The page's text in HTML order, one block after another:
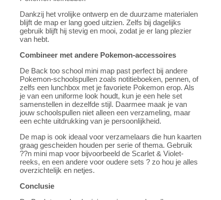
Dankzij het vrolijke ontwerp en de duurzame materialen
blijft de map er lang goed uitzien. Zelfs bij dagelijks
gebruik blijft hij stevig en mooi, zodat je er lang plezier
van hebt.
Combineer met andere Pokemon-accessoires
De Back too school mini map past perfect bij andere
Pokemon-schoolspullen zoals notitieboeken, pennen, of
zelfs een lunchbox met je favoriete Pokemon erop. Als
je van een uniforme look houdt, kun je een hele set
samenstellen in dezelfde stijl. Daarmee maak je van
jouw schoolspullen niet alleen een verzameling, maar
een echte uitdrukking van je persoonlijkheid.
De map is ook ideaal voor verzamelaars die hun kaarten
graag gescheiden houden per serie of thema. Gebruik
??n mini map voor bijvoorbeeld de Scarlet & Violet-
reeks, en een andere voor oudere sets ? zo hou je alles
overzichtelijk en netjes.
Conclusie